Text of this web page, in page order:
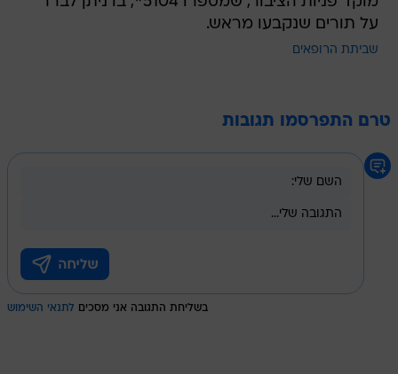
על תורים שנקבעו מראש.
שביתת הרופאים
טרם התפרסמו תגובות
בשליחת התגובה אני מסכים לתנאי השימוש